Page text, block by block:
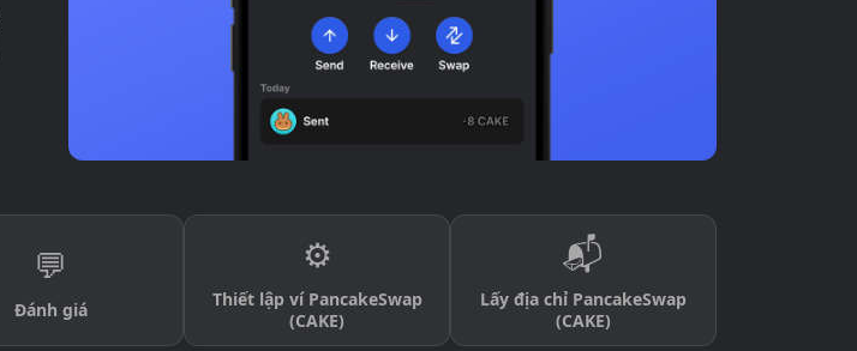
💬
Đánh giá
⚙️
Thiết lập ví PancakeSwap
(CAKE)
📬
Lấy địa chỉ PancakeSwap
(CAKE)